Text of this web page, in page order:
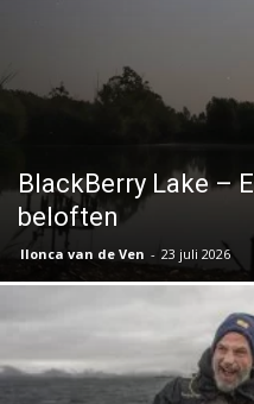
BlackBerry Lake –
beloften
Ilonca van de Ven - 23 juli 2026